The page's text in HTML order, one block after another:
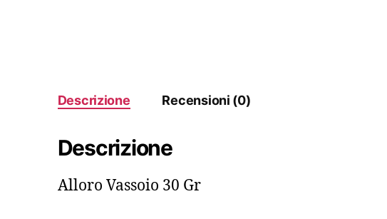
Descrizione Recensioni (0)
Descrizione
Alloro Vassoio 30 Gr